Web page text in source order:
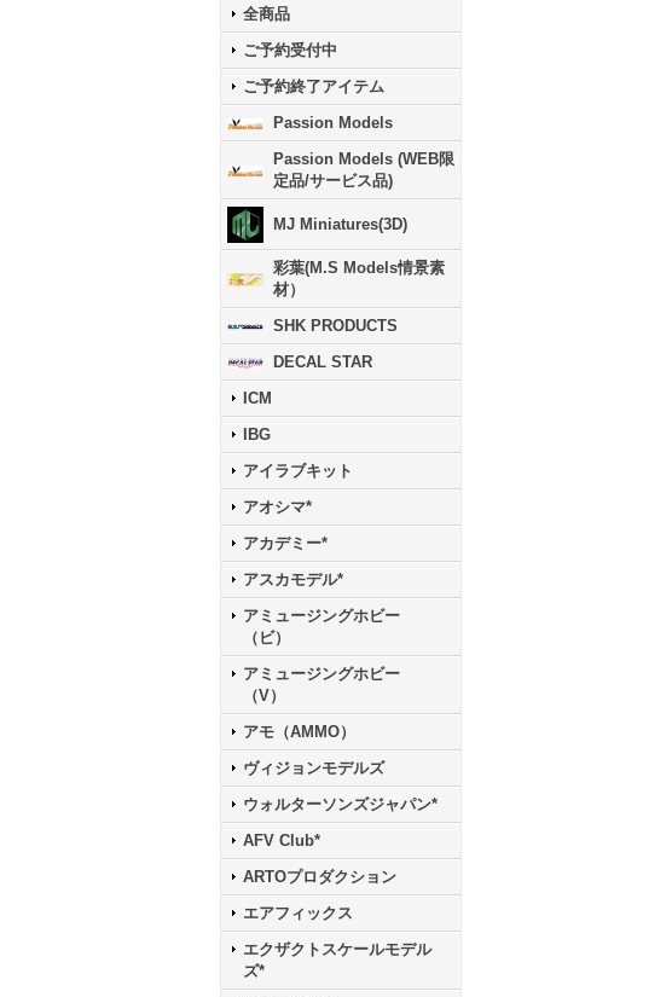
全商品
ご予約受付中
ご予約終了アイテム
Passion Models
Passion Models (WEB限
定品/サービス品)
MJ Miniatures(3D)
彩葉(M.S Models情景素
材）
SHK PRODUCTS
DECAL STAR
ICM
IBG
アイラブキット
アオシマ*
アカデミー*
アスカモデル*
アミュージングホビー
（ビ）
アミュージングホビー
（V）
アモ（AMMO）
ヴィジョンモデルズ
ウォルターソンズジャパン*
AFV Club*
ARTOプロダクション
エアフィックス
エクザクトスケールモデル
ズ*